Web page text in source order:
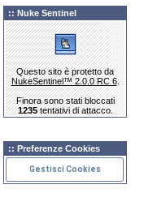
:: Nuke Sentinel
Questo sito è protetto da
NukeSentinel™ 2.0.0 RC 6.
Finora sono stati bloccati
1235tentativi di attacco.
:: Preferenze Cookies
Gestisci Cookies